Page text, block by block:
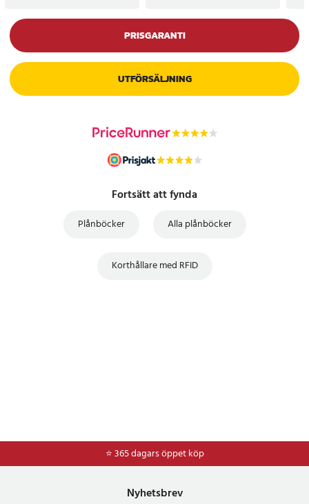
PRISGARANTI
UTFÖRSÄLJNING
Fortsätt att fynda
Plånböcker Alla plånböcker
Korthållare med RFID
⭐ 365 dagars öppet köp
⭐Frakt 49kr *
Nyhetsbrev